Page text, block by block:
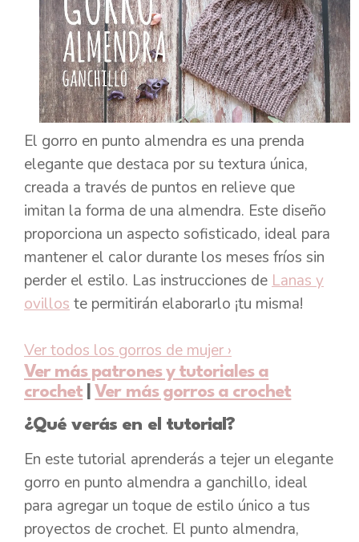
El gorro en punto almendra es una prenda
elegante que destaca por su textura única,
creada a través de puntos en relieve que
imitan la forma de una almendra. Este diseño
proporciona un aspecto sofisticado, ideal para
mantener el calor durante los meses fríos sin
perder el estilo. Las instrucciones de Lanas y
ovillos te permitirán elaborarlo ¡tu misma!
Ver todos los gorros de mujer ›
Ver más patrones y tutoriales a
crochet |Ver más gorros a crochet
¿Qué verás en el tutorial?
En este tutorial aprenderás a tejer un elegante
gorro en punto almendra a ganchillo, ideal
para agregar un toque de estilo único a tus
proyectos de crochet. El punto almendra,